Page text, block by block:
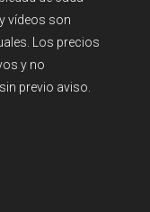
vídeos son
Los precios
y no
previo aviso.